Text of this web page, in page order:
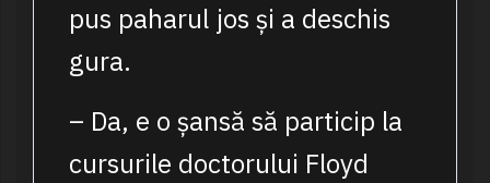
pus paharul jos și a deschis
gura.
– Da, e o șansă să particip la
cursurile doctorului Floyd